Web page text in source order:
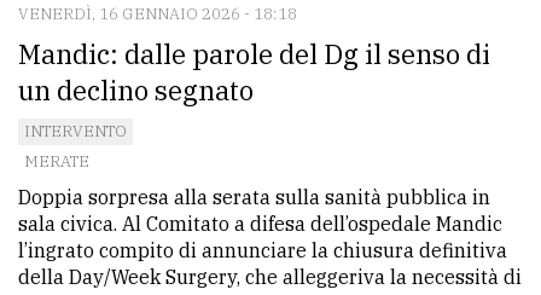
VENERDÌ, 16 GENNAIO 2026 - 18:18
Mandic: dalle parole del Dg il senso di
un declino segnato
INTERVENTO
MERATE
Doppia sorpresa alla serata sulla sanità pubblica in
sala civica. Al Comitato a difesa dell’ospedale Mandic
l’ingrato compito di annunciare la chiusura definitiva
della Day/Week Surgery, che alleggeriva la necessità di